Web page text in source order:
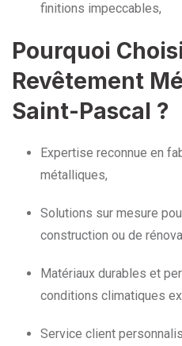
finitions impeccables,
Pourquoi
Revêtement
Saint-Pascal ?
Expertise reconnue en
métalliques,
Solutions sur mesure
construction ou de
Matériaux durables et
conditions climatiques
Service client